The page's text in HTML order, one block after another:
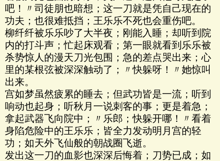
吧！〃司徒朋也暗想；这一刀就是凭自己现在的
功夫；也很难抵挡；王乐乐不死也会重伤吧。
柳纤纤被乐乐吵了大半夜；刚能入睡；却听到院
内的打斗声；忙起床观看；第一眼就看到乐乐被
杀势惊人的漫天刀光包围；急的差点哭出来；心
里的某根弦被深深触动了；〃快躲呀！〃她惊叫
出来。
宫如梦虽然疲累的睡去；但武功皆是一流；听到
响动也起身；听秋月一说刺客的事；更是着急；
拿起武器飞向院中；〃乐郎；快躲开哪！〃看着
身陷危险中的王乐乐；皆全力发动明月宫的轻
功；如天外飞仙般的朝战圈飞逝。
发出这一刀的血影也深深后悔着；刀势已成；如